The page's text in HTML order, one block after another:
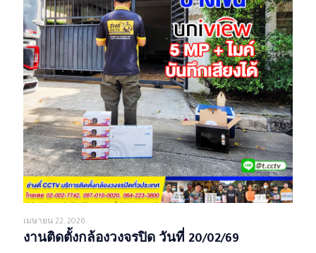
เมษายน 22, 2026
งานติดตั้งกล้องวงจรปิด วันที่ 20/02/69